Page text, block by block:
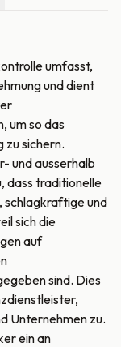
umfasst,
und dient
um so das
sichern.
und ausserhalb
dass traditionelle
und
sich die
auf
sind. Dies
Unternehmen zu.
ein an